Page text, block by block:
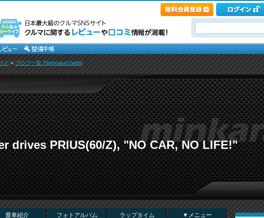
グ>ブログ一覧 [Spinnaker2web]
drives PRIUS(60/Z), "NO CAR, NO LIFE!"
愛車紹介 フォトアルバム ラップタイム ▼メニュー